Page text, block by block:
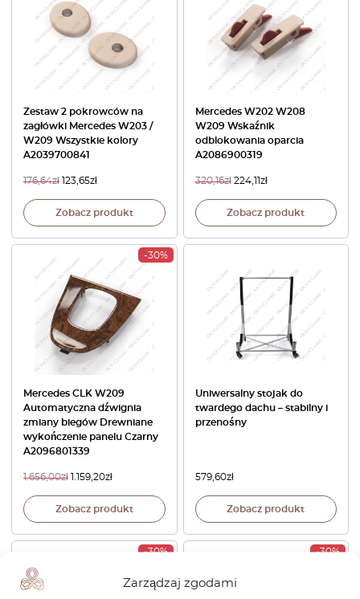
Zarządzaj zgodami
Zestaw 2 pokrowców na
zagłówki Mercedes W203 /
W209 Wszystkie kolory
A2039700841
176,64zł 123,65zł
Zobacz produkt
Mercedes W202 W208
W209 Wskaźnik
odblokowania oparcia
A2086900319
320,16zł 224,11zł
Zobacz produkt
-30%
Mercedes CLK W209
Automatyczna dźwignia
zmiany biegów Drewniane
wykończenie panelu Czarny
A2096801339
1.656,00zł 1.159,20zł
Zobacz produkt
Uniwersalny stojak do
twardego dachu – stabilny i
przenośny
579,60zł
Zobacz produkt
-30% -30%